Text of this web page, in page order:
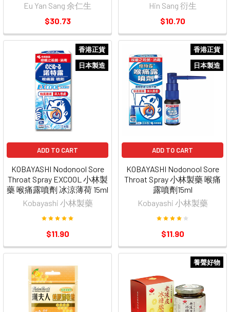
Eu Yan Sang 余仁生
$30.73
Hin Sang 衍生
$10.70
香港正貨
日本製造
ADD TO CART
KOBAYASHI Nodonool Sore
Throat Spray EXCOOL 小林製
藥 喉痛露噴劑 冰涼薄荷 15ml
Kobayashi 小林製藥
$11.90
香港正貨
日本製造
ADD TO CART
KOBAYASHI Nodonool Sore
Throat Spray 小林製藥 喉痛
露噴劑15ml
Kobayashi 小林製藥
$11.90
養聲好物